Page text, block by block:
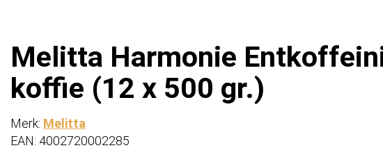
Melitta Harmonie
koffie (12 x 500 gr.)
Merk: Melitta
EAN: 4002720002285